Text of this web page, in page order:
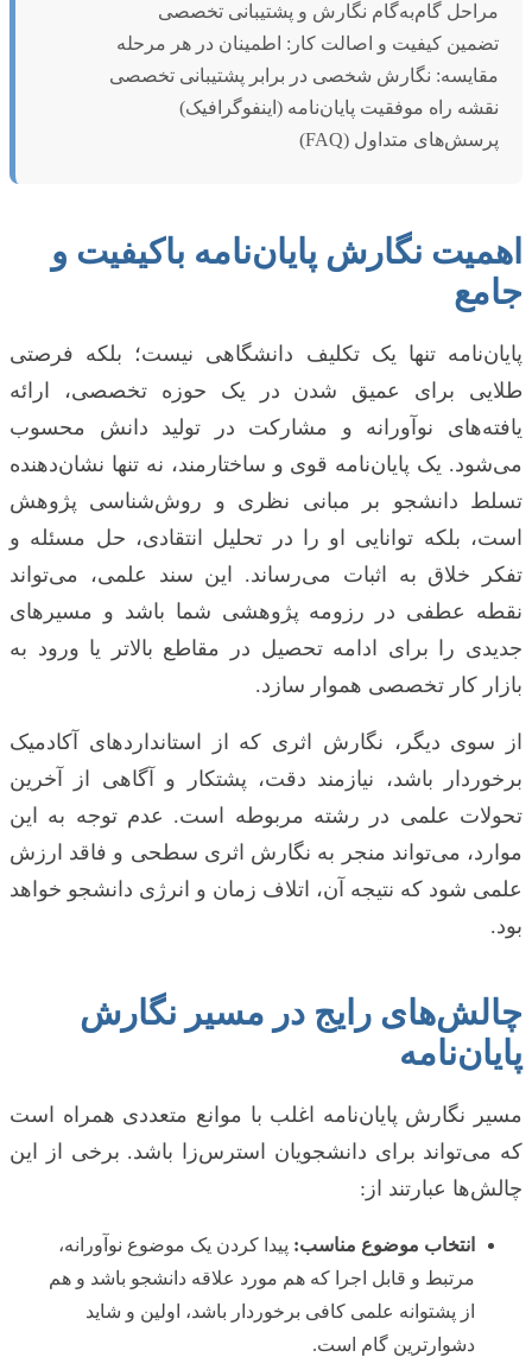
مراحل گام‌به‌گام نگارش و پشتیبانی تخصصی
تضمین کیفیت و اصالت کار: اطمینان در هر مرحله
مقایسه: نگارش شخصی در برابر پشتیبانی تخصصی
نقشه راه موفقیت پایان‌نامه (اینفوگرافیک)
پرسش‌های متداول (FAQ)
اهمیت نگارش پایان‌نامه باکیفیت و
جامع
پایان‌نامه تنها یک تکلیف دانشگاهی نیست؛ بلکه فرصتی
طلایی برای عمیق شدن در یک حوزه تخصصی، ارائه
یافته‌های نوآورانه و مشارکت در تولید دانش محسوب
می‌شود. یک پایان‌نامه قوی و ساختارمند، نه تنها نشان‌دهنده
تسلط دانشجو بر مبانی نظری و روش‌شناسی پژوهش
است، بلکه توانایی او را در تحلیل انتقادی، حل مسئله و
تفکر خلاق به اثبات می‌رساند. این سند علمی، می‌تواند
نقطه عطفی در رزومه پژوهشی شما باشد و مسیرهای
جدیدی را برای ادامه تحصیل در مقاطع بالاتر یا ورود به
بازار کار تخصصی هموار سازد.
از سوی دیگر، نگارش اثری که از استانداردهای آکادمیک
برخوردار باشد، نیازمند دقت، پشتکار و آگاهی از آخرین
تحولات علمی در رشته مربوطه است. عدم توجه به این
موارد، می‌تواند منجر به نگارش اثری سطحی و فاقد ارزش
علمی شود که نتیجه آن، اتلاف زمان و انرژی دانشجو خواهد
بود.
چالش‌های رایج در مسیر نگارش
پایان‌نامه
مسیر نگارش پایان‌نامه اغلب با موانع متعددی همراه است
که می‌تواند برای دانشجویان استرس‌زا باشد. برخی از این
چالش‌ها عبارتند از:
انتخاب موضوع مناسب: پیدا کردن یک موضوع نوآورانه،
مرتبط و قابل اجرا که هم مورد علاقه دانشجو باشد و هم
از پشتوانه علمی کافی برخوردار باشد، اولین و شاید
دشوارترین گام است.